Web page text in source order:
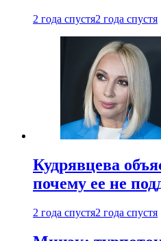
2 года спустя2 года спустя
Кудрявцева
почему ее не
2 года спустя2 года спустя